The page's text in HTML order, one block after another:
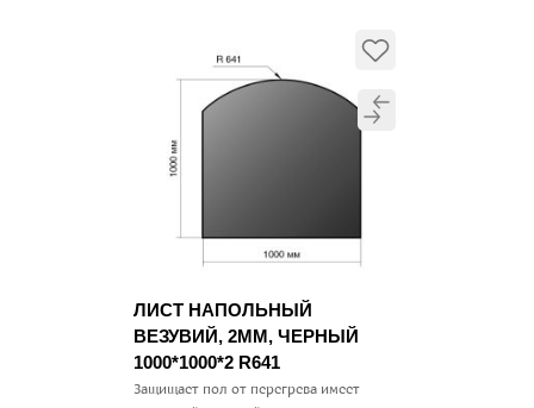
ЛИСТ НАПОЛЬНЫЙ
ВЕЗУВИЙ, 2ММ, ЧЕРНЫЙ
1000*1000*2 R641
Защищает пол от перегрева имеет